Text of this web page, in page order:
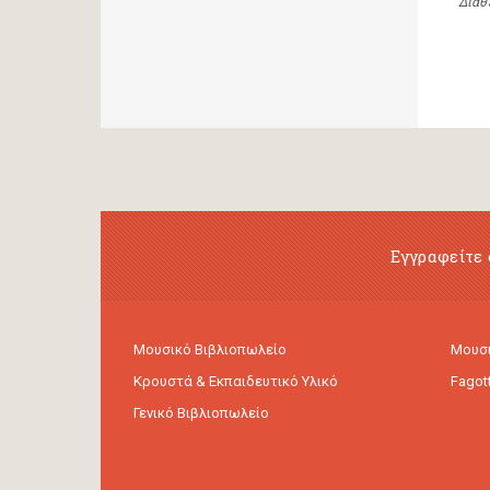
Μουσικό Βιβλιοπωλείο
Κρουστά & Εκπαιδευτικό Υλικό
Γενικό Βιβλιοπωλείο